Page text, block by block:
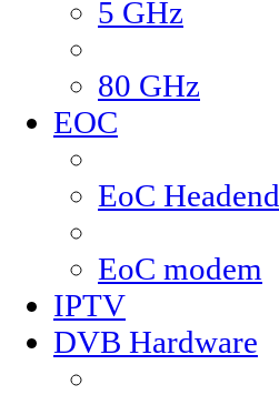
5 GHz
80 GHz
EOC
EoC Headend
EoC modem
IPTV
DVB Hardware